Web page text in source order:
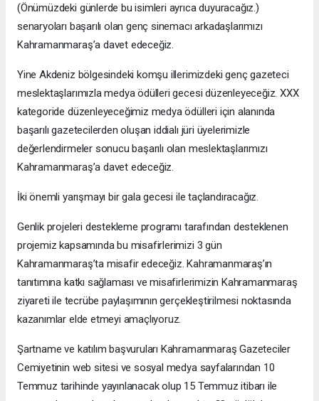
(Önümüzdeki günlerde bu isimleri ayrıca duyuracağız.)
senaryoları başarılı olan genç sinemacı arkadaşlarımızı
Kahramanmaraş’a davet edeceğiz.
Yine Akdeniz bölgesindeki komşu illerimizdeki genç gazeteci
meslektaşlarımızla medya ödülleri gecesi düzenleyeceğiz. XXX
kategoride düzenleyeceğimiz medya ödülleri için alanında
başarılı gazetecilerden oluşan iddialı jüri üyelerimizle
değerlendirmeler sonucu başarılı olan meslektaşlarımızı
Kahramanmaraş’a davet edeceğiz.
İki önemli yarışmayı bir gala gecesi ile taçlandıracağız.
Genlik projeleri destekleme programı tarafından desteklenen
projemiz kapsamında bu misafirlerimizi 3 gün
Kahramanmaraş’ta misafir edeceğiz. Kahramanmaraş’ın
tanıtımına katkı sağlaması ve misafirlerimizin Kahramanmaraş
ziyareti ile tecrübe paylaşımının gerçekleştirilmesi noktasında
kazanımlar elde etmeyi amaçlıyoruz.
Şartname ve katılım başvuruları Kahramanmaraş Gazeteciler
Cemiyetinin web sitesi ve sosyal medya sayfalarından 10
Temmuz tarihinde yayınlanacak olup 15 Temmuz itibarı ile